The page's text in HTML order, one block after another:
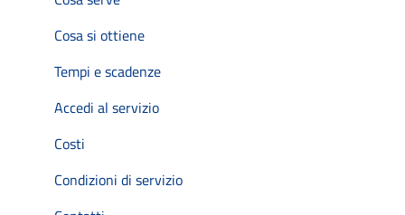
Cosa si ottiene
Tempi e scadenze
Accedi al servizio
Costi
Condizioni di servizio